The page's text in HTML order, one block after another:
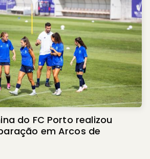
do FC Porto realizou
em Arcos de